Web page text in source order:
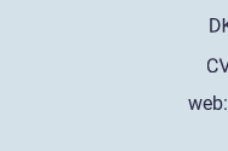
web: